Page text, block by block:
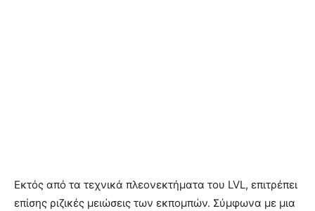
Εκτός από τα τεχνικά πλεονεκτήματα του LVL, επιτρέπει
επίσης ριζικές μειώσεις των εκπομπών. Σύμφωνα με μια